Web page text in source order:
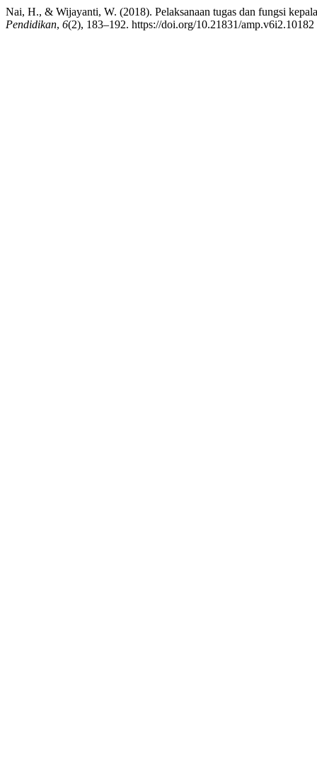
Nai, H., & Wijayanti, W. (2018). Pelaksanaan tugas dan fungsi
Pendidikan, 6(2), 183–192. https://doi.org/10.21831/amp.v6i2.10182